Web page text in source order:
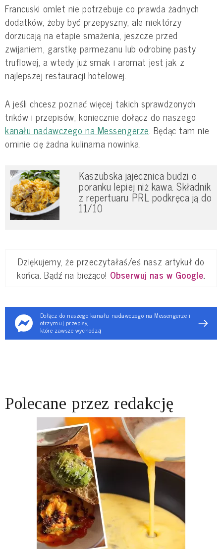
Francuski omlet nie potrzebuje co prawda żadnych
dodatków, żeby być przepyszny, ale niektórzy
dorzucają na etapie smażenia, jeszcze przed
zwijaniem, garstkę parmezanu lub odrobinę pasty
truflowej, a wtedy już smak i aromat jest jak z
najlepszej restauracji hotelowej.
A jeśli chcesz poznać więcej takich sprawdzonych
trików i przepisów, koniecznie dołącz do naszego
kanału nadawczego na Messengerze. Będąc tam nie
ominie cię żadna kulinarna nowinka.
Kaszubska jajecznica budzi o
poranku lepiej niż kawa. Składnik
z repertuaru PRL podkręca ją do
11/10
Dziękujemy, że przeczytałaś/eś nasz artykuł do
końca. Bądź na bieżąco! Obserwuj nas w Google.
Dołącz do naszego kanału nadawczego na Messengerze i
otrzymuj przepisy,
które zawsze wychodzą!
Polecane przez redakcję